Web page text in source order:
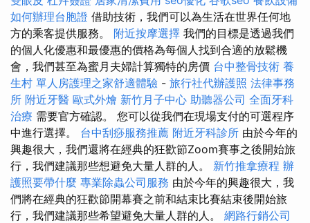
如何辦理台胞證 借助技術，我們可以為生活在世界任何地
方的乘客提供服務。 附近按摩選擇 我們的目標是透過我們
的個人化優惠和最優惠的價格為每個人找到合適的放鬆機
會，我們甚至為蜜月夫婦計算獨特的房價 台中整骨技術 養
生村 單人房護理之家舒適體驗 - 旅行社代辦護照 法律事務
所 附近牙醫 歐式外燴 新竹月子中心 助聽器公司 全面牙科
治療 需要官方確認。 您可以從我們在現場支付的可選程序
中進行選擇。 台中刮痧服務推薦 附近牙科診所 由於今年的
興趣很大，我們還將在經典的狂歡節Zoom賽事之後開始旅
行，我們建議那些想避免大量人群的人。 新竹推拿療程 辦
護照要帶什麼 專業除蟲公司服務 由於今年的興趣很大，我
們將在經典的狂歡節開幕賽之前和結束比賽結束後開始旅
行，我們建議那些希望避免大量人群的人。 網路行銷公司